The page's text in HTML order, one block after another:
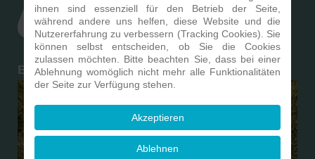
Ein Hund ist ein Herz auf vier Pfoten
ihnen sind essenziell für den Betrieb der Seite,
während andere uns helfen, diese Website und die
Nutzererfahrung zu verbessern (Tracking Cookies). Sie
können selbst entscheiden, ob Sie die Cookies
zulassen möchten. Bitte beachten Sie, dass bei einer
Ablehnung womöglich nicht mehr alle Funktionalitäten
der Seite zur Verfügung stehen.
Akzeptieren
Ablehnen